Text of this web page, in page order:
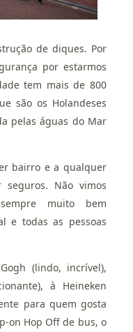
de diques. Por
por estarmos
tem mais de 800
são os Holandeses
pelas águas do Mar
bairro e a qualquer
seguros. Não vimos
muito bem
e todas as pessoas
(lindo, incrível),
à Heineken
para quem gosta
on Hop Off de bus, o